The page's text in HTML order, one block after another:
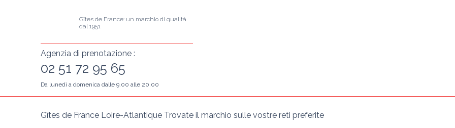
Gîtes de France: un marchio di qualità
dal 1951
Agenzia di prenotazione :
02 51 72 95 65
Da lunedì a domenica dalle 9.00 alle 20.00
Gîtes de France Loire-Atlantique Trovate il marchio sulle vostre reti preferite